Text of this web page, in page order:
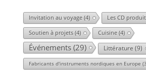
Invitation au voyage(4) Les CD
Soutien à projets(4) Cuisine(4)
Événements(29) Littérature (9)
Fabricants d'instruments nordiques en Europe